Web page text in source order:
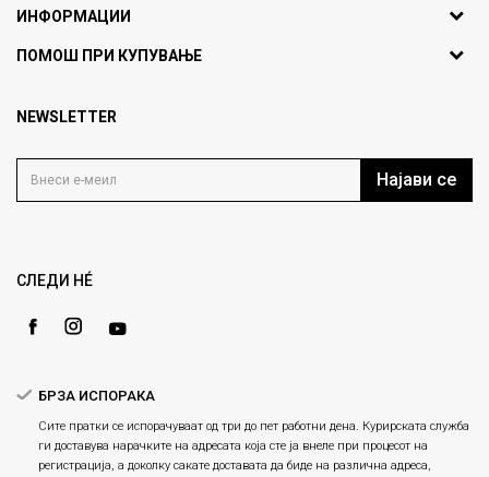
ИНФОРМАЦИИ
За нас
Продавници
Блог
Gift Card
ПОМОШ ПРИ КУПУВАЊЕ
Политика на приватност
Како да купите
Замена и рефундација на производи
NEWSLETTER
Најави се
СЛЕДИ НÉ
БРЗА ИСПОРАКА
Сите пратки се испорачуваат од три до пет работни дена. Курирската служба
ги доставува нарачките на адресата која сте ја внеле при процесот на
регистрација, а доколку сакате доставата да биде на различна адреса,